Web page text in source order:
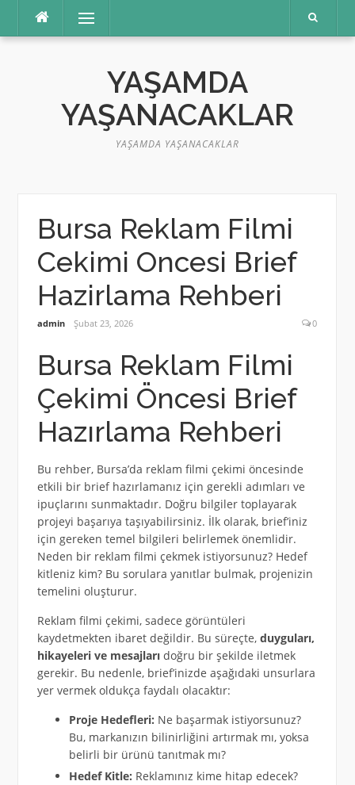
Menü
YAŞAMDA
YAŞANACAKLAR
YAŞAMDA YAŞANACAKLAR
Bursa Reklam Filmi
Cekimi Oncesi Brief
Hazirlama Rehberi
admin Şubat 23, 2026 0
Bursa Reklam Filmi
Çekimi Öncesi Brief
Hazırlama Rehberi
Bu rehber, Bursa’da reklam filmi çekimi öncesinde
etkili bir brief hazırlamanız için gerekli adımları ve
ipuçlarını sunmaktadır. Doğru bilgiler toplayarak
projeyi başarıya taşıyabilirsiniz. İlk olarak, brief’iniz
için gereken temel bilgileri belirlemek önemlidir.
Neden bir reklam filmi çekmek istiyorsunuz? Hedef
kitleniz kim? Bu sorulara yanıtlar bulmak, projenizin
temelini oluşturur.
Reklam filmi çekimi, sadece görüntüleri
kaydetmekten ibaret değildir. Bu süreçte, duyguları,
hikayeleri ve mesajlarıdoğru bir şekilde iletmek
gerekir. Bu nedenle, brief’inizde aşağıdaki unsurlara
yer vermek oldukça faydalı olacaktır:
Proje Hedefleri: Ne başarmak istiyorsunuz?
Bu, markanızın bilinirliğini artırmak mı, yoksa
belirli bir ürünü tanıtmak mı?
Hedef Kitle: Reklamınız kime hitap edecek?